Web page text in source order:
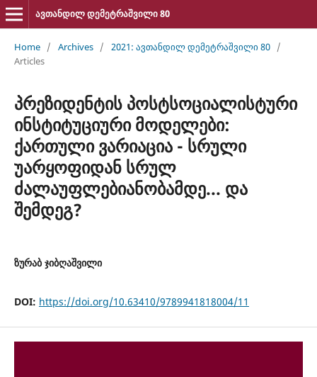
ავთანდილ დემეტრაშვილი 80
Home / Archives / 2021: ავთანდილ დემეტრაშვილი 80 /
Articles
პრეზიდენტის პოსტსოციალისტური
ინსტიტუციური მოდელები:
ქართული ვარიაცია - სრული
უარყოფიდან სრულ
ძალაუფლებიანობამდე... და
შემდეგ?
ზურაბ ჯიბღაშვილი
DOI: https://doi.org/10.63410/9789941818004/11